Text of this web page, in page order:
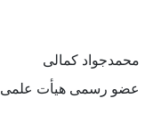
محمدجواد کمالی
عضو رسمی هیأت علمی